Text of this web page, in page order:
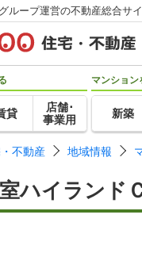
ループ運営の不動産総合サ
貸
店舗･
事業用
マンション
新築
不動産 地域情報
ハイランド